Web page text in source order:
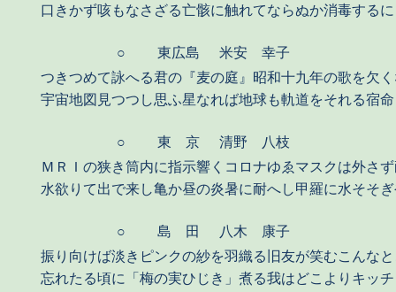
口きかず咳もなさざる亡骸に触れてならぬか消毒するに
○ 東広島
米安 幸子
つきつめて詠へる君の『麦の庭』昭和十九年の歌を欠
宇宙地図見つつし思ふ星なれば地球も軌道をそれる宿命
○ 東 京
清野 八枝
ＭＲＩの狭き筒内に指示響くコロナゆゑマスクは外さ
水欲りて出で来し亀か昼の炎暑に耐へし甲羅に水そそ
○ 島 田
八木 康子
振り向けば淡きピンクの紗を羽織る旧友が笑むこんな
忘れたる頃に「梅の実ひじき」煮る我はどこよりキッ